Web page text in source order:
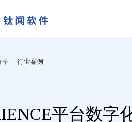
享 行业案例
平台数字